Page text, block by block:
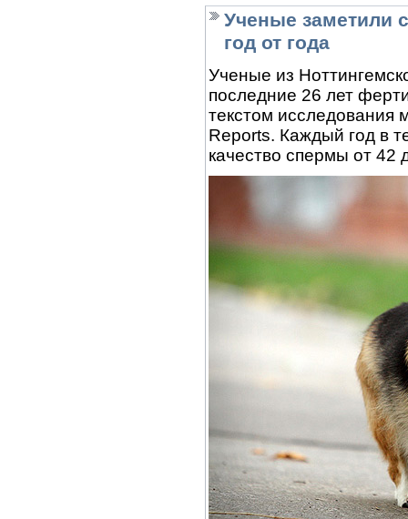
Ученые заметили
год от года
Ученые из
последние 26 лет
текстом исследования
Reports. Каждый год в
качество спермы от 42